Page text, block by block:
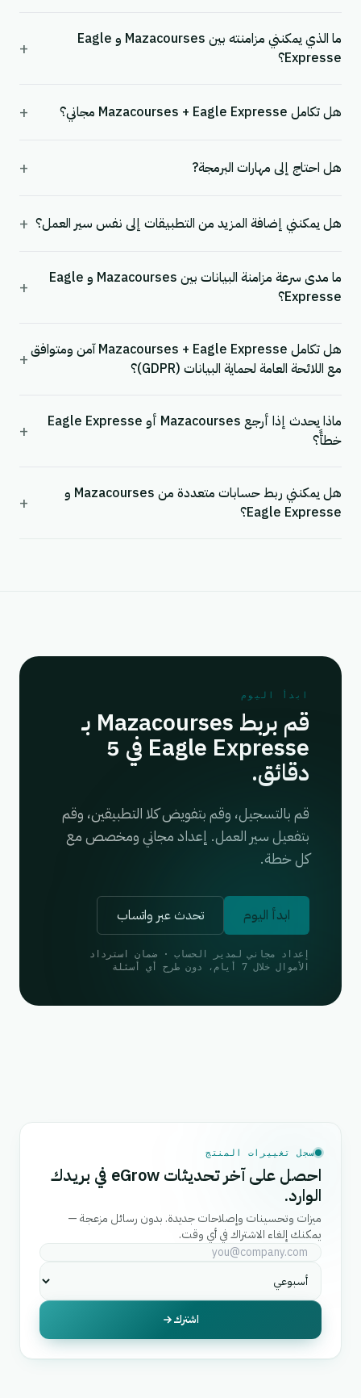
ما الذي يمكنني مزامنته بين Mazacourses و Eagle
Expresse؟
+
هل تكامل Mazacourses + Eagle Expresse مجاني؟ +
هل احتاج إلى مهارات البرمجة? +
هل يمكنني إضافة المزيد من التطبيقات إلى نفس سير العمل؟ +
ما مدى سرعة مزامنة البيانات بين Mazacourses و Eagle
Expresse؟
+
هل تكامل Mazacourses + Eagle Expresse آمن ومتوافق
مع اللائحة العامة لحماية البيانات (GDPR)؟
+
ماذا يحدث إذا أرجع Mazacourses أو Eagle Expresse
خطأً؟
+
هل يمكنني ربط حسابات متعددة من Mazacourses و
Eagle Expresse؟
+
ابدأ اليوم
قم بربط Mazacourses بـ
Eagle Expresse في 5
دقائق.
قم بالتسجيل، وقم بتفويض كلا التطبيقين، وقم
بتفعيل سير العمل. إعداد مجاني ومخصص مع
كل خطة.
ابدأ اليوم تحدث عبر واتساب
إعداد مجاني لمدير الحساب · ضمان استرداد
الأموال خلال 7 أيام، دون طرح أي أسئلة
سجل تغييرات المنتج
احصل على آخر تحديثات eGrow في بريدك
الوارد.
ميزات وتحسينات وإصلاحات جديدة. بدون رسائل مزعجة —
يمكنك إلغاء الاشتراك في أي وقت.
اشترك